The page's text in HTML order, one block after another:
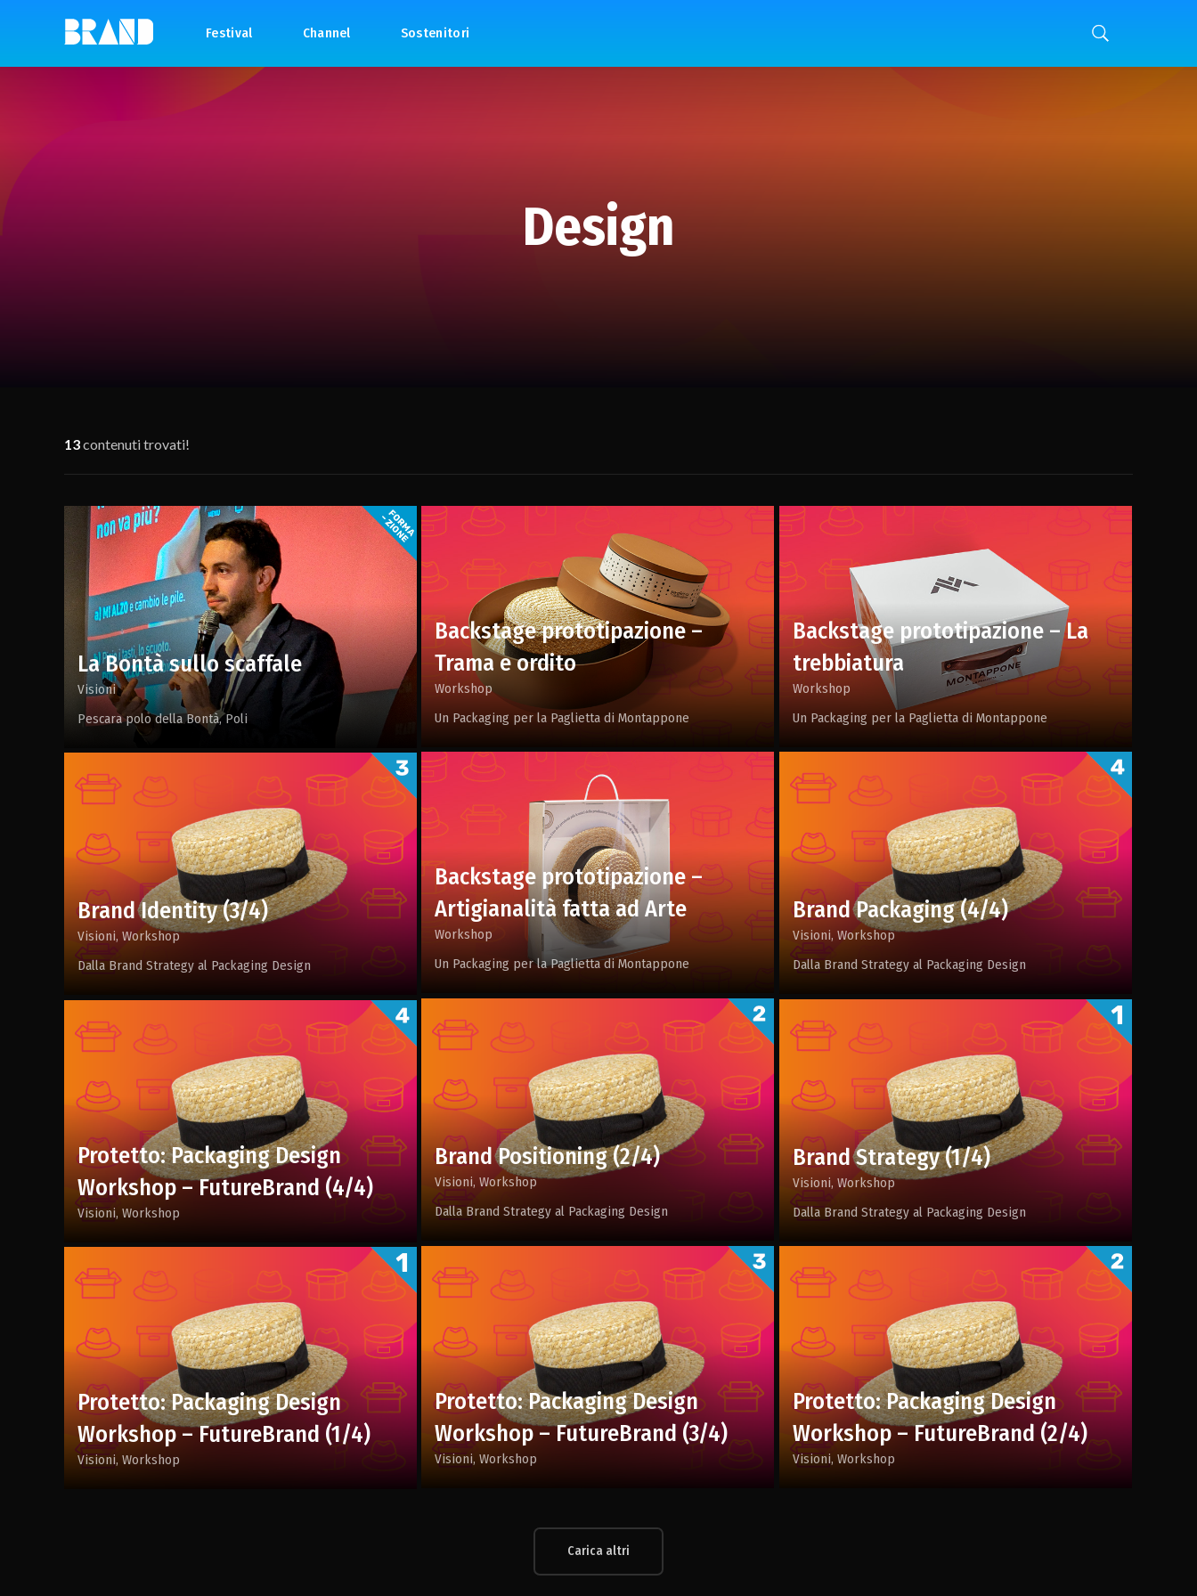
Festival Channel Sostenitori
Design
13contenuti trovati!
La Bontà sullo scaffale
Visioni
Pescara polo della Bontà Poli
Backstage prototipazione –
Trama e ordito
Workshop
Un Packaging per la Paglietta di Montappone
Backstage prototipazione – La
trebbiatura
Workshop
Un Packaging per la Paglietta di Montappone
Backstage prototipazione –
Artigianalità fatta ad Arte
Workshop
Un Packaging per la Paglietta di Montappone
Brand Packaging (4/4)
Visioni Workshop
Dalla Brand Strategy al Packaging Design
Brand Identity (3/4)
Visioni Workshop
Dalla Brand Strategy al Packaging Design
Brand Positioning (2/4)
Visioni Workshop
Dalla Brand Strategy al Packaging Design
Brand Strategy (1/4)
Visioni Workshop
Dalla Brand Strategy al Packaging Design
Protetto: Packaging Design
Workshop – FutureBrand (4/4)
Visioni Workshop
Protetto: Packaging Design
Workshop – FutureBrand (3/4)
Visioni Workshop
Protetto: Packaging Design
Workshop – FutureBrand (2/4)
Visioni Workshop
Protetto: Packaging Design
Workshop – FutureBrand (1/4)
Visioni Workshop
Carica altri